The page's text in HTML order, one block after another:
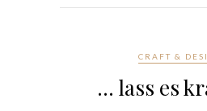
CRAFT &
… lass es